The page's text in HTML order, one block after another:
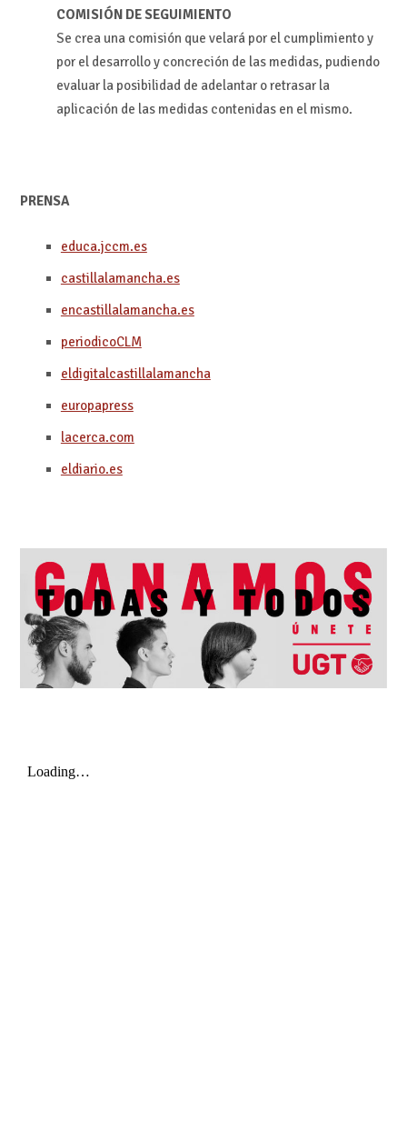
COMISIÓN DE SEGUIMIENTO
Se crea una comisión que velará por el cumplimiento y
por el desarrollo y concreción de las medidas, pudiendo
evaluar la posibilidad de adelantar o retrasar la
aplicación de las medidas contenidas en el mismo.
PRENSA
educa.jccm.es
castillalamancha.es
encastillalamancha.es
periodicoCLM
eldigitalcastillalamancha
europapress
lacerca.com
eldiario.es